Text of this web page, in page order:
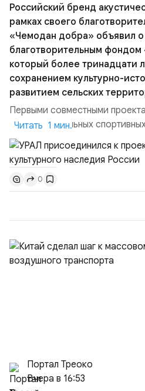
Российский бренд
рамках своего
«Чемодан добра» объявил о
благотворительным
который более тринадцати
сохранением культурно-
развитием сельских
Первыми совместными
благотворительных
пройдут в августе в
жителей региона, волонтеров
страны. Для УРАЛ это
бренда, основанной на
производства и продвижении
Читать 1 мин.
0
Портал Треоко
Вчера в 16:53